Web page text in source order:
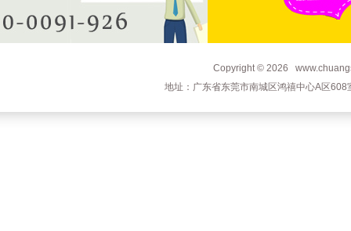
Copyright © 2026
地址：广东省东莞市南城区鸿禧中心A区